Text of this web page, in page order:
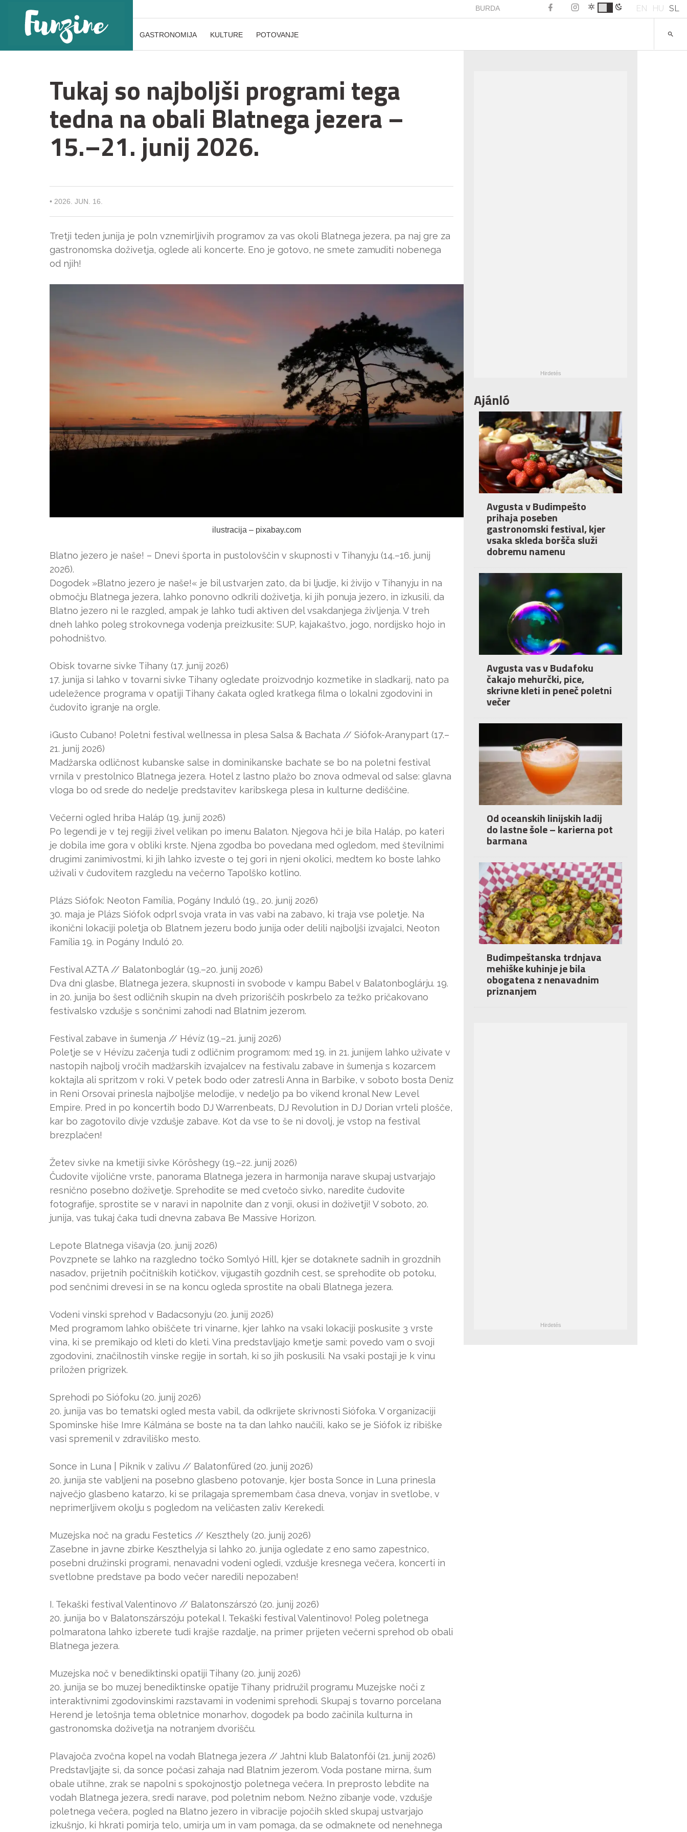
BURDA EN HU SL
GASTRONOMIJA KULTURE POTOVANJE
Tukaj so najboljši programi tega
tedna na obali Blatnega jezera –
15.–21. junij 2026.
• 2026. JUN. 16.
Tretji teden junija je poln vznemirljivih programov za vas okoli Blatnega jezera, pa naj gre za
gastronomska doživetja, oglede ali koncerte. Eno je gotovo, ne smete zamuditi nobenega
od njih!
ilustracija – pixabay.com
Blatno jezero je naše! – Dnevi športa in pustolovščin v skupnosti v Tihanyju (14.–16. junij
2026).
Dogodek »Blatno jezero je naše!« je bil ustvarjen zato, da bi ljudje, ki živijo v Tihanyju in na
območju Blatnega jezera, lahko ponovno odkrili doživetja, ki jih ponuja jezero, in izkusili, da
Blatno jezero ni le razgled, ampak je lahko tudi aktiven del vsakdanjega življenja. V treh
dneh lahko poleg strokovnega vodenja preizkusite: SUP, kajakaštvo, jogo, nordijsko hojo in
pohodništvo.
Obisk tovarne sivke Tihany (17. junij 2026)
17. junija si lahko v tovarni sivke Tihany ogledate proizvodnjo kozmetike in sladkarij, nato pa
udeležence programa v opatiji Tihany čakata ogled kratkega filma o lokalni zgodovini in
čudovito igranje na orgle.
¡Gusto Cubano! Poletni festival wellnessa in plesa Salsa & Bachata // Siófok-Aranypart (17.–
21. junij 2026)
Madžarska odličnost kubanske salse in dominikanske bachate se bo na poletni festival
vrnila v prestolnico Blatnega jezera. Hotel z lastno plažo bo znova odmeval od salse: glavna
vloga bo od srede do nedelje predstavitev karibskega plesa in kulturne dediščine.
Večerni ogled hriba Haláp (19. junij 2026)
Po legendi je v tej regiji živel velikan po imenu Balaton. Njegova hči je bila Haláp, po kateri
je dobila ime gora v obliki krste. Njena zgodba bo povedana med ogledom, med številnimi
drugimi zanimivostmi, ki jih lahko izveste o tej gori in njeni okolici, medtem ko boste lahko
uživali v čudovitem razgledu na večerno Tapolško kotlino.
Plázs Siófok: Neoton Família, Pogány Induló (19., 20. junij 2026)
30. maja je Plázs Siófok odprl svoja vrata in vas vabi na zabavo, ki traja vse poletje. Na
ikonični lokaciji poletja ob Blatnem jezeru bodo junija oder delili najboljši izvajalci, Neoton
Família 19. in Pogány Induló 20.
Festival AZTA // Balatonboglár (19.–20. junij 2026)
Dva dni glasbe, Blatnega jezera, skupnosti in svobode v kampu Babel v Balatonboglárju. 19.
in 20. junija bo šest odličnih skupin na dveh prizoriščih poskrbelo za težko pričakovano
festivalsko vzdušje s sončnimi zahodi nad Blatnim jezerom.
Festival zabave in šumenja // Hévíz (19.–21. junij 2026)
Poletje se v Hévízu začenja tudi z odličnim programom: med 19. in 21. junijem lahko uživate v
nastopih najbolj vročih madžarskih izvajalcev na festivalu zabave in šumenja s kozarcem
koktajla ali spritzom v roki. V petek bodo oder zatresli Anna in Barbike, v soboto bosta Deniz
in Reni Orsovai prinesla najboljše melodije, v nedeljo pa bo vikend kronal New Level
Empire. Pred in po koncertih bodo DJ Warrenbeats, DJ Revolution in DJ Dorian vrteli plošče,
kar bo zagotovilo divje vzdušje zabave. Kot da vse to še ni dovolj, je vstop na festival
brezplačen!
Žetev sivke na kmetiji sivke Kőröshegy (19.–22. junij 2026)
Čudovite vijolične vrste, panorama Blatnega jezera in harmonija narave skupaj ustvarjajo
resnično posebno doživetje. Sprehodite se med cvetočo sivko, naredite čudovite
fotografije, sprostite se v naravi in napolnite dan z vonji, okusi in doživetji! V soboto, 20.
junija, vas tukaj čaka tudi dnevna zabava Be Massive Horizon.
Lepote Blatnega višavja (20. junij 2026)
Povzpnete se lahko na razgledno točko Somlyó Hill, kjer se dotaknete sadnih in grozdnih
nasadov, prijetnih počitniških kotičkov, vijugastih gozdnih cest, se sprehodite ob potoku,
pod senčnimi drevesi in se na koncu ogleda sprostite na obali Blatnega jezera.
Vodeni vinski sprehod v Badacsonyju (20. junij 2026)
Med programom lahko obiščete tri vinarne, kjer lahko na vsaki lokaciji poskusite 3 vrste
vina, ki se premikajo od kleti do kleti. Vina predstavljajo kmetje sami: povedo vam o svoji
zgodovini, značilnostih vinske regije in sortah, ki so jih poskusili. Na vsaki postaji je k vinu
priložen prigrizek.
Sprehodi po Siófoku (20. junij 2026)
20. junija vas bo tematski ogled mesta vabil, da odkrijete skrivnosti Siófoka. V organizaciji
Spominske hiše Imre Kálmána se boste na ta dan lahko naučili, kako se je Siófok iz ribiške
vasi spremenil v zdraviliško mesto.
Sonce in Luna | Piknik v zalivu // Balatonfüred (20. junij 2026)
20. junija ste vabljeni na posebno glasbeno potovanje, kjer bosta Sonce in Luna prinesla
največjo glasbeno katarzo, ki se prilagaja spremembam časa dneva, vonjav in svetlobe, v
neprimerljivem okolju s pogledom na veličasten zaliv Kerekedi.
Muzejska noč na gradu Festetics // Keszthely (20. junij 2026)
Zasebne in javne zbirke Keszthelyja si lahko 20. junija ogledate z eno samo zapestnico,
posebni družinski programi, nenavadni vodeni ogledi, vzdušje kresnega večera, koncerti in
svetlobne predstave pa bodo večer naredili nepozaben!
I. Tekaški festival Valentinovo // Balatonszárszó (20. junij 2026)
20. junija bo v Balatonszárszóju potekal I. Tekaški festival Valentinovo! Poleg poletnega
polmaratona lahko izberete tudi krajše razdalje, na primer prijeten večerni sprehod ob obali
Blatnega jezera.
Muzejska noč v benediktinski opatiji Tihany (20. junij 2026)
20. junija se bo muzej benediktinske opatije Tihany pridružil programu Muzejske noči z
interaktivnimi zgodovinskimi razstavami in vodenimi sprehodi. Skupaj s tovarno porcelana
Herend je letošnja tema obletnice monarhov, dogodek pa bodo začinila kulturna in
gastronomska doživetja na notranjem dvorišču.
Plavajoča zvočna kopel na vodah Blatnega jezera // Jahtni klub Balatonfői (21. junij 2026)
Predstavljajte si, da sonce počasi zahaja nad Blatnim jezerom. Voda postane mirna, šum
obale utihne, zrak se napolni s spokojnostjo poletnega večera. In preprosto lebdite na
vodah Blatnega jezera, sredi narave, pod poletnim nebom. Nežno zibanje vode, vzdušje
poletnega večera, pogled na Blatno jezero in vibracije pojočih skled skupaj ustvarjajo
izkušnjo, ki hkrati pomirja telo, umirja um in vam pomaga, da se odmaknete od nenehnega
Ajánló
Avgusta v Budimpešto
prihaja poseben
gastronomski festival, kjer
vsaka skleda boršča služi
dobremu namenu
Avgusta vas v Budafoku
čakajo mehurčki, pice,
skrivne kleti in peneč poletni
večer
Od oceanskih linijskih ladij
do lastne šole – karierna pot
barmana
Budimpeštanska trdnjava
mehiške kuhinje je bila
obogatena z nenavadnim
priznanjem